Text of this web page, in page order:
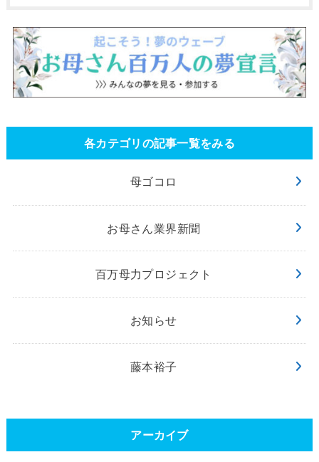
各カテゴリの記事一覧をみる
母ゴコロ
お母さん業界新聞
百万母力プロジェクト
お知らせ
藤本裕子
アーカイブ